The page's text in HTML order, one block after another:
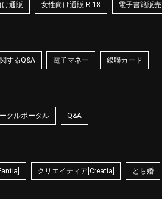
通販 女性向け通販 R-18 電子書籍販売
するQ&A 電子マネー 銀聯カード
クルポータル Q&A
クリエイティア[Creatia] とら婚